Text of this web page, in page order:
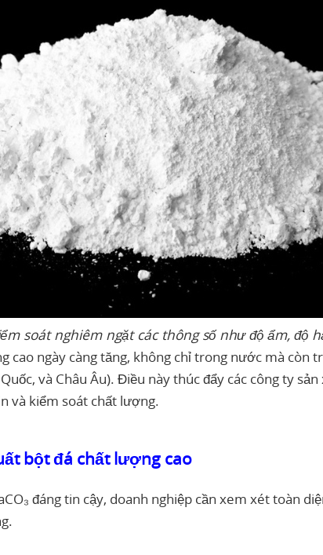
soát nghiêm ngặt các thông số như độ ẩm, độ
cao ngày càng tăng, không chỉ trong nước mà còn
và Châu Âu). Điều này thúc đẩy các công ty
và kiểm soát chất lượng.
bột đá chất lượng cao
đáng tin cậy, doanh nghiệp cần xem xét toàn